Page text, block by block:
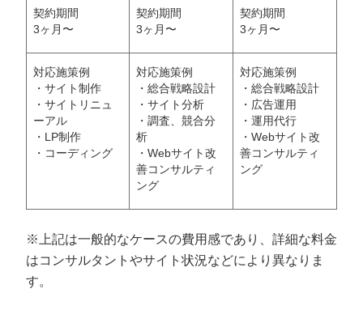
契約期間
3ヶ月〜
契約期間
3ヶ月〜
契約期間
3ヶ月〜
対応施策例
・サイト制作
・サイトリニュ
ーアル
・LP制作
・コーディング
対応施策例
・総合戦略設計
・サイト分析
・調査、競合分
析
・Webサイト改
善コンサルティ
ング
対応施策例
・総合戦略設計
・広告運用
・運用代行
・Webサイト改
善コンサルティ
ング
※上記は一般的なケースの費用感であり、詳細な料金
はコンサルタントやサイト状況などにより異なりま
す。